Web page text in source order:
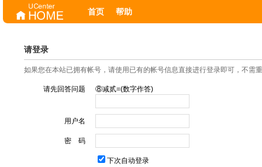
首页 帮助
请登录
如果您在本站已拥有帐号，请使用已有的帐号信息直接进行登录即可，不需
请先回答问题 ⑧减贰=(数字作答)
用户名
密 码
下次自动登录